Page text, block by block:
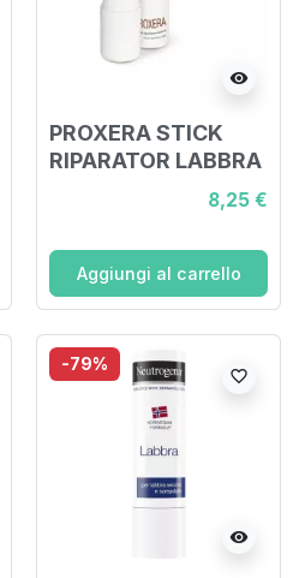
visibility
PROXERA STICK
RIPARATOR LABBRA
8,25 €
Aggiungi al carrello
-79%
visibility
favorite_border